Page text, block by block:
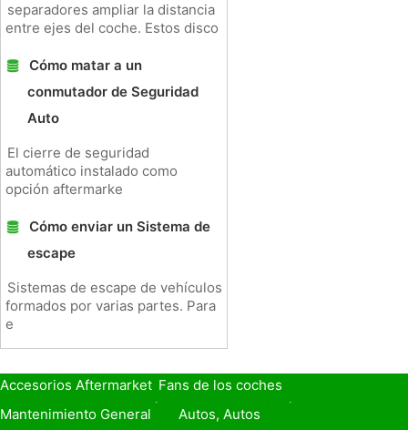
separadores ampliar la distancia
entre ejes del coche. Estos disco
Cómo matar a un
conmutador de Seguridad
Auto
El cierre de seguridad
automático instalado como
opción aftermarke
Cómo enviar un Sistema de
escape
Sistemas de escape de vehículos
formados por varias partes. Para
e
Accesorios Aftermarket Fans de los coches
Seguro de Coche
Préstamos y Financiación
Mantenimiento General
Autos, Autos